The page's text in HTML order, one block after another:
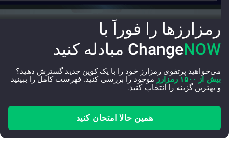
رمزارزها را فوراً با
ChangeNOW مبادله کنید
می‌خواهید پرتفوی رمزارز خود را با یک کوین جدید گسترش دهید؟
بیش از ۱۵۰۰ رمزارز
موجود را بررسی کنید. فهرست کامل را ببینید
و بهترین گزینه را انتخاب کنید.
همین حالا امتحان کنید